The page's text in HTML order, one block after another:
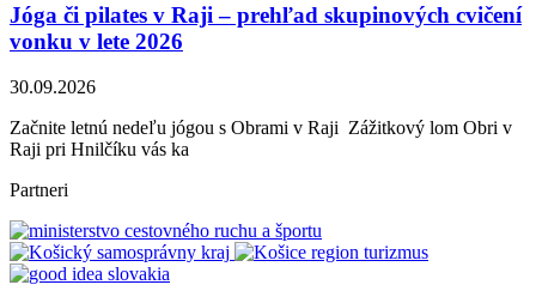
Jóga či pilates v Raji – prehľad skupinových cvičení
vonku v lete 2026
30.09.2026
Začnite letnú nedeľu jógou s Obrami v Raji Zážitkový lom Obri v
Raji pri Hnilčíku vás ka
Partneri